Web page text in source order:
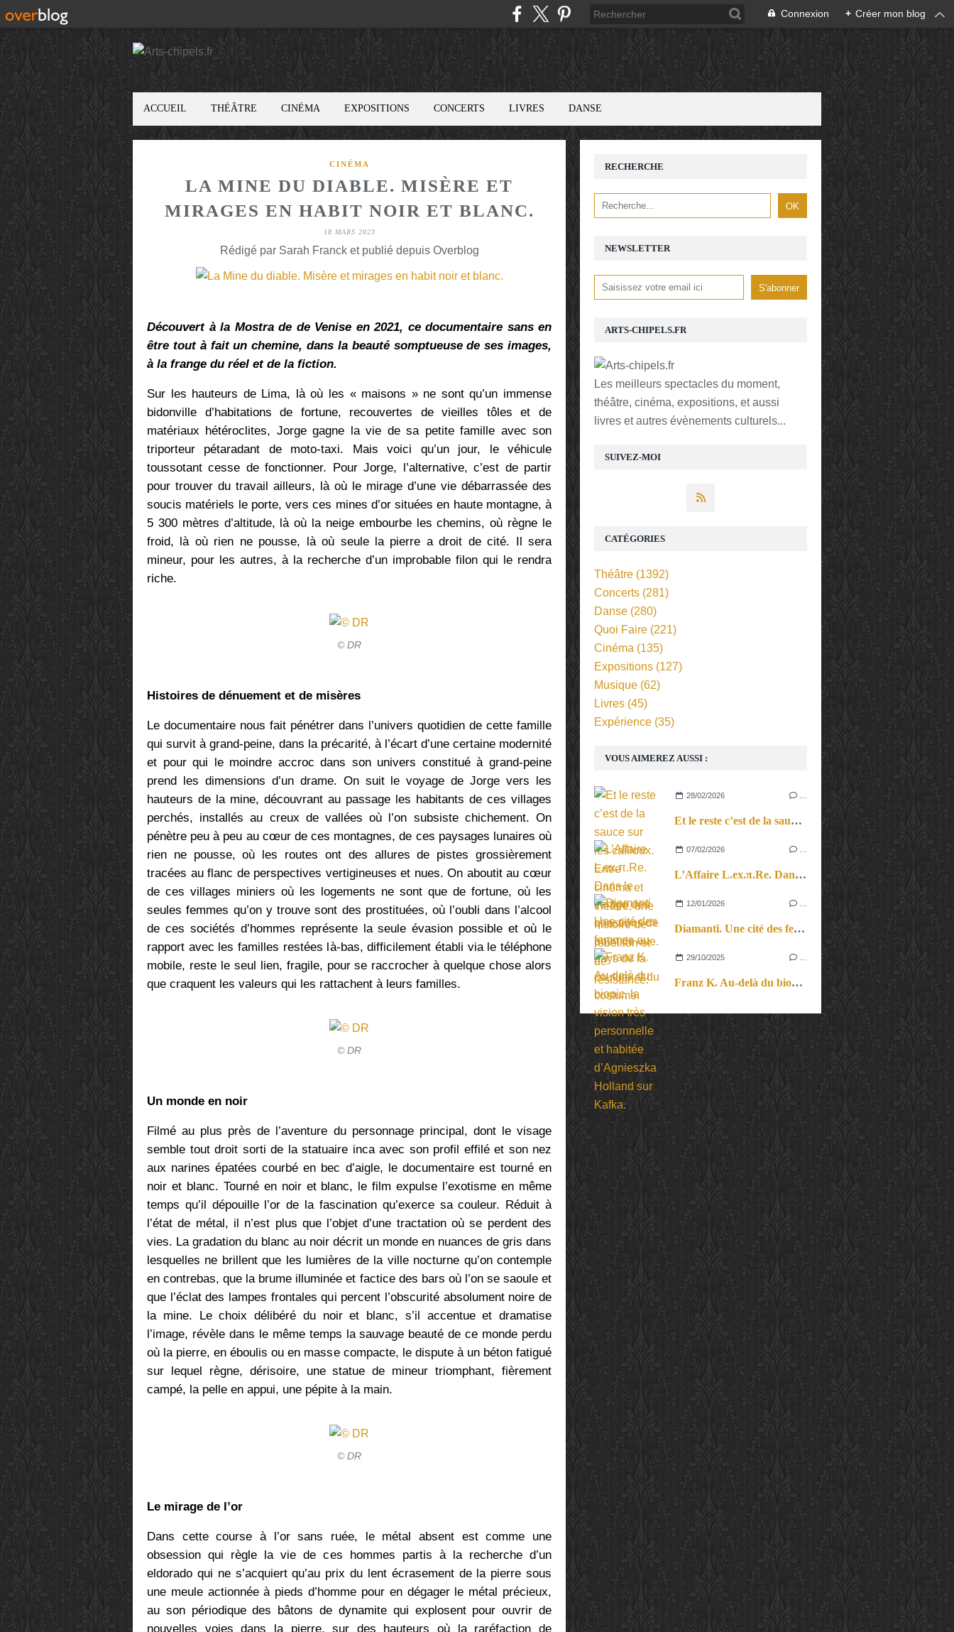
Connexion + Créer mon blog
ACCUEIL THÉÂTRE CINÉMA EXPOSITIONS CONCERTS LIVRES DANSE
CINÉMA
LA MINE DU DIABLE. MISÈRE ET
MIRAGES EN HABIT NOIR ET BLANC.
18 MARS 2023
Rédigé par Sarah Franck et publié depuis Overblog
Découvert à la Mostra de de Venise en 2021, ce documentaire sans en
être tout à fait un chemine, dans la beauté somptueuse de ses images,
à la frange du réel et de la fiction.
Sur les hauteurs de Lima, là où les « maisons » ne sont qu’un immense
bidonville d’habitations de fortune, recouvertes de vieilles tôles et de
matériaux hétéroclites, Jorge gagne la vie de sa petite famille avec son
triporteur pétaradant de moto-taxi. Mais voici qu’un jour, le véhicule
toussotant cesse de fonctionner. Pour Jorge, l’alternative, c’est de partir
pour trouver du travail ailleurs, là où le mirage d’une vie débarrassée des
soucis matériels le porte, vers ces mines d’or situées en haute montagne, à
5 300 mètres d’altitude, là où la neige embourbe les chemins, où règne le
froid, là où rien ne pousse, là où seule la pierre a droit de cité. Il sera
mineur, pour les autres, à la recherche d’un improbable filon qui le rendra
riche.
© DR
Histoires de dénuement et de misères
Le documentaire nous fait pénétrer dans l’univers quotidien de cette famille
qui survit à grand-peine, dans la précarité, à l’écart d’une certaine modernité
et pour qui le moindre accroc dans son univers constitué à grand-peine
prend les dimensions d’un drame. On suit le voyage de Jorge vers les
hauteurs de la mine, découvrant au passage les habitants de ces villages
perchés, installés au creux de vallées où l’on subsiste chichement. On
pénètre peu à peu au cœur de ces montagnes, de ces paysages lunaires où
rien ne pousse, où les routes ont des allures de pistes grossièrement
tracées au flanc de perspectives vertigineuses et nues. On aboutit au cœur
de ces villages miniers où les logements ne sont que de fortune, où les
seules femmes qu’on y trouve sont des prostituées, où l’oubli dans l’alcool
de ces sociétés d’hommes représente la seule évasion possible et où le
rapport avec les familles restées là-bas, difficilement établi via le téléphone
mobile, reste le seul lien, fragile, pour se raccrocher à quelque chose alors
que craquent les valeurs qui les rattachent à leurs familles.
© DR
Un monde en noir
Filmé au plus près de l’aventure du personnage principal, dont le visage
semble tout droit sorti de la statuaire inca avec son profil effilé et son nez
aux narines épatées courbé en bec d’aigle, le documentaire est tourné en
noir et blanc. Tourné en noir et blanc, le film expulse l’exotisme en même
temps qu’il dépouille l’or de la fascination qu’exerce sa couleur. Réduit à
l’état de métal, il n’est plus que l’objet d’une tractation où se perdent des
vies. La gradation du blanc au noir décrit un monde en nuances de gris dans
lesquelles ne brillent que les lumières de la ville nocturne qu’on contemple
en contrebas, que la brume illuminée et factice des bars où l’on se saoule et
que l’éclat des lampes frontales qui percent l’obscurité absolument noire de
la mine. Le choix délibéré du noir et blanc, s’il accentue et dramatise
l’image, révèle dans le même temps la sauvage beauté de ce monde perdu
où la pierre, en éboulis ou en masse compacte, le dispute à un béton fatigué
sur lequel règne, dérisoire, une statue de mineur triomphant, fièrement
campé, la pelle en appui, une pépite à la main.
© DR
Le mirage de l’or
Dans cette course à l’or sans ruée, le métal absent est comme une
obsession qui règle la vie de ces hommes partis à la recherche d’un
eldorado qui ne s’acquiert qu’au prix du lent écrasement de la pierre sous
une meule actionnée à pieds d’homme pour en dégager le métal précieux,
au son périodique des bâtons de dynamite qui explosent pour ouvrir de
nouvelles voies dans la pierre, sur des hauteurs où la raréfaction de
NEWSLETTER
SUIVEZ-MOI
RECHERCHE
ARTS-CHIPELS.FR
Les meilleurs spectacles du moment,
théâtre, cinéma, expositions, et aussi
livres et autres évènements culturels...
VOUS AIMEREZ AUSSI :
28/02/2026
Et le reste c’est de la sauce sur les cailloux. Entre cinéma et théâtre, une histoire de rébellion et de résistance.
07/02/2026
L’Affaire L.ex.π.Re. Dans le vertige des questions de point de vue.
12/01/2026
Diamanti. Une cité des femmes au pays de la couture et du costume.
29/10/2025
Franz K. Au-delà du biopic, la vision très personnelle et habitée d’Agnieszka Holland sur Kafka.
CATÉGORIES
Théâtre (1392)
Concerts (281)
Danse (280)
Quoi Faire (221)
Cinéma (135)
Expositions (127)
Musique (62)
Livres (45)
Expérience (35)